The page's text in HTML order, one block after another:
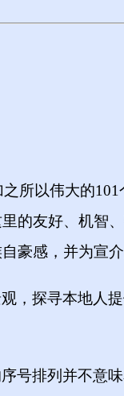
所以伟大的
的友好、机智
豪感，并为宣介
，探寻本地人
号排列并不意